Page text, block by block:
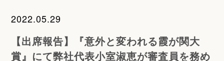
2022.05.29
【出席報告】『意外と変われる霞が関大
賞』にて弊社代表小室淑恵が審査員を務め